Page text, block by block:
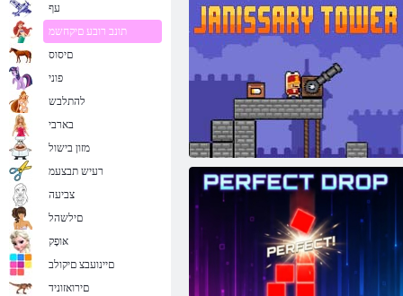
עף
תונב רובע םיקחשמ
םיסוס
פוני
להתלבש
בארבי
מזון בישול
רעיש תבצעמ
צביעה
םילשהל
אּופָק
םיינועבצ םיקולב
םירואזוניד